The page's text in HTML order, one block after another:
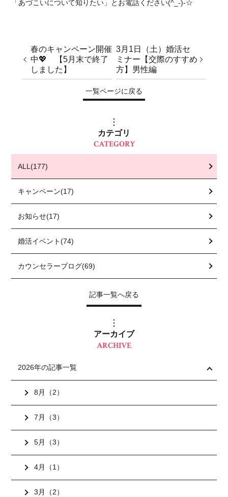
「あづこいについて知りたい」とお電話ください(^_-)-☆
春のキャンペーン開催
中💖 【5月末で終了
しました】
3月1日（土）婚活セ
ミナー【交際のすすめ
方】男性編
一覧ページに戻る
カテゴリ
CATEGORY
ALL(177)
キャンペーン(17)
お知らせ(17)
婚活イベント(74)
カウンセラーブログ(69)
記事一覧へ戻る
アーカイブ
ARCHIVE
2026年の記事一覧
8月（2）
7月（3）
5月（3）
4月（1）
3月（2）